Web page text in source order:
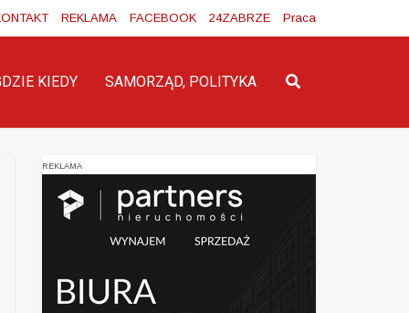
REKLAMA FACEBOOK 24ZABRZE Praca
KIEDY SAMORZĄD, POLITYKA
REKLAMA